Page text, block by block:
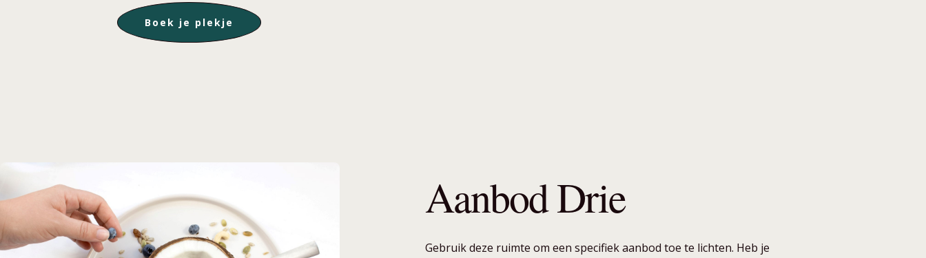
Boek je plekje
Aanbod Drie
Gebruik deze ruimte om een specifiek aanbod toe te lichten. Heb je